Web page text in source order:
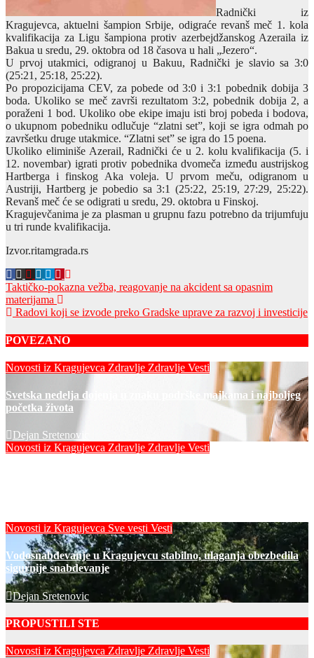
Radnički iz
Kragujevca, aktuelni šampion Srbije, odigraće revanš meč 1. kola
kvalifikacija za Ligu šampiona protiv azerbejdžanskog Azeraila iz
Bakua u sredu, 29. oktobra od 18 časova u hali „Jezero“.
U prvoj utakmici, odigranoj u Bakuu, Radnički je slavio sa 3:0
(25:21, 25:18, 25:22).
Po propozicijama CEV, za pobede od 3:0 i 3:1 pobednik dobija 3
boda. Ukoliko se meč završi rezultatom 3:2, pobednik dobija 2, a
poraženi 1 bod. Ukoliko obe ekipe imaju isti broj pobeda i bodova,
o ukupnom pobedniku odlučuje “zlatni set”, koji se igra odmah po
završetku druge utakmice. “Zlatni set” se igra do 15 poena.
Ukoliko eliminiše Azerail, Radnički će u 2. kolu kvalifikacija (5. i
12. novembar) igrati protiv pobednika dvomeča između austrijskog
Hartberga i finskog Aka voleja. U prvom meču, odigranom u
Austriji, Hartberg je pobedio sa 3:1 (25:22, 25:19, 27:29, 25:22).
Revanš meč će se odigrati u sredu, 29. oktobra u Finskoj.
Kragujevčanima je za plasman u grupnu fazu potrebno da trijumfuju
u tri runde kvalifikacija.
Izvor.ritamgrada.rs
Post
navigation
Taktičko-pokazna vežba, reagovanje na akcident sa opasnim
materijama
Radovi koji se izvode preko Gradske uprave za razvoj i investicije
POVEZANO
Novosti iz Kragujevca Zdravlje Zdravlje Vesti
Svetska nedelja dojenja u znaku podrške majkama i najboljeg
početka života
Dejan Sretenovic
Novosti iz Kragujevca Zdravlje Zdravlje Vesti
Novosti iz Kragujevca Sve vesti Vesti
Vodosnabdevanje u Kragujevcu stabilno, ulaganja obezbedila
sigurnije snabdevanje
Dejan Sretenovic
PROPUSTILI STE
Novosti iz Kragujevca Zdravlje Zdravlje Vesti